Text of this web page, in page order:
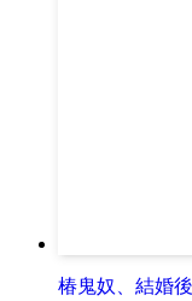
椿鬼奴、結婚